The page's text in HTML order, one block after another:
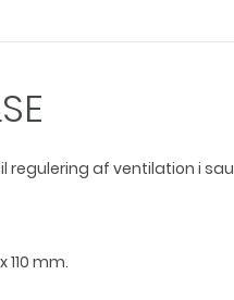
af ventilation i
mm.